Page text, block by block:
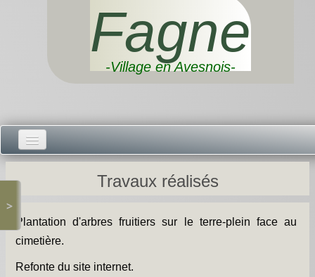
Fagne
-Village en Avesnois-
Accueil -
Vie municipale -
Présentations -
Salle des Fêtes -
>
Travaux réalisés
Plantation d'arbres fruitiers sur le terre-plein face au
cimetière.
Refonte du site internet.